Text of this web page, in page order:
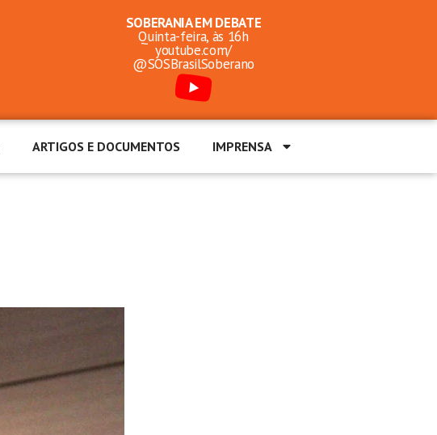
SOBERANIA EM DEBATE
Quinta-feira, às 16h
youtube.com/
@SOSBrasilSoberano
ARTIGOS E DOCUMENTOS IMPRENSA